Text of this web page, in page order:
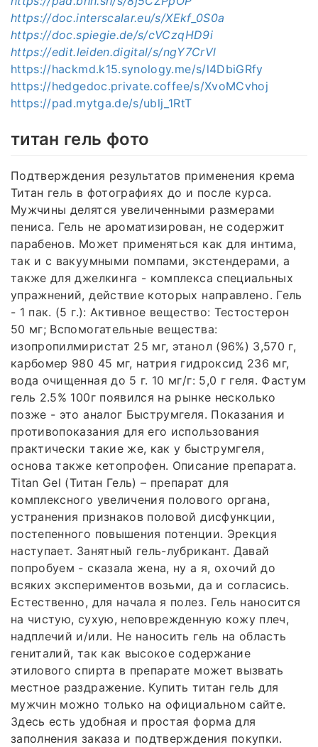
https://doc.interscalar.eu/s/XEkf_0S0a
https://doc.spiegie.de/s/cVCzqHD9i
https://edit.leiden.digital/s/ngY7CrVl
https://hackmd.k15.synology.me/s/l4DbiGRfy
https://hedgedoc.private.coffee/s/XvoMCvhoj
https://pad.mytga.de/s/ublj_1RtT
титан гель фото
Подтверждения результатов применения крема
Титан гель в фотографиях до и после курса.
Мужчины делятся увеличенными размерами
пениса. Гель не ароматизирован, не содержит
парабенов. Может применяться как для интима,
так и с вакуумными помпами, экстендерами, а
также для джелкинга - комплекса специальных
упражнений, действие которых направлено. Гель
- 1 пак. (5 г.): Активное вещество: Тестостерон
50 мг; Вспомогательные вещества:
изопропилмиристат 25 мг, этанол (96%) 3,570 г,
карбомер 980 45 мг, натрия гидроксид 236 мг,
вода очищенная до 5 г. 10 мг/г: 5,0 г геля. Фастум
гель 2.5% 100г появился на рынке несколько
позже - это аналог Быструмгеля. Показания и
противопоказания для его использования
практически такие же, как у быструмгеля,
основа также кетопрофен. Описание препарата.
Titan Gel (Титан Гель) – препарат для
комплексного увеличения полового органа,
устранения признаков половой дисфункции,
постепенного повышения потенции. Эрекция
наступает. Занятный гель-лубрикант. Давай
попробуем - сказала жена, ну а я, охочий до
всяких экспериментов возьми, да и согласись.
Естественно, для начала я полез. Гель наносится
на чистую, сухую, неповрежденную кожу плеч,
надплечий и/или. Не наносить гель на область
гениталий, так как высокое содержание
этилового спирта в препарате может вызвать
местное раздражение. Купить титан гель для
мужчин можно только на официальном сайте.
Здесь есть удобная и простая форма для
заполнения заказа и подтверждения покупки.